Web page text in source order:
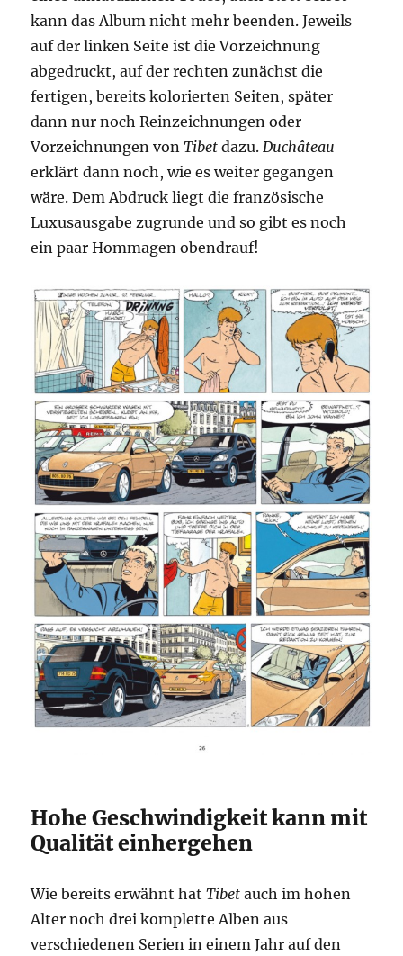
kann das Album nicht mehr beenden. Jeweils
auf der linken Seite ist die Vorzeichnung
abgedruckt, auf der rechten zunächst die
fertigen, bereits kolorierten Seiten, später
dann nur noch Reinzeichnungen oder
Vorzeichnungen vonTibet dazu.Duchâteau
erklärt dann noch, wie es weiter gegangen
wäre. Dem Abdruck liegt die französische
Luxusausgabe zugrunde und so gibt es noch
ein paar Hommagen obendrauf!
Hohe Geschwindigkeit kann mit
Qualität einhergehen
Wie bereits erwähnt hatTibet auch im hohen
Alter noch drei komplette Alben aus
verschiedenen Serien in einem Jahr auf den